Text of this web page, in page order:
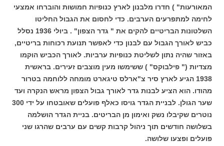
המאורעות" ) חדרו מלבנון לארץ כנופיות חמושות והוברחו אמצעי
לחימה למתפרעים הערבים. כדי לחסום את הגבול החליטו
השלטונות הבריטיים להקים את " גדר הצפון" . ביולי 1936 נסלל
כביש לאורך הגבול עם לבנון כדי לאפשר תנועת רכוחות בריטיים,
באזור שהיה נתון לשליטת כנופיות ערביות. לאורך הכביש הוקמו
מצדיות (" פילבוקס" ) ששימשו מעין מוצבים זעירים. בראשית
1938 הגיע לארץ סיר צ"ארלס טיגארט מומחה ללוחמה בטרור
מהודו. הוא הציע לבנות גדר לאורך גבול הצפון מראש הנקרה ועד
שער הגולן. לבניית הגדר גויסו כאלף פועלים שאובטחו על ידי 300
נוטרים שקיבלו נשק ואימון מן הבריטים. בניית הגדר הושלמה
בשלושה חודשים תוך ניהול קרבות קשים עם ערבים שהרגו שני
פועלים ופצעו שלושה.